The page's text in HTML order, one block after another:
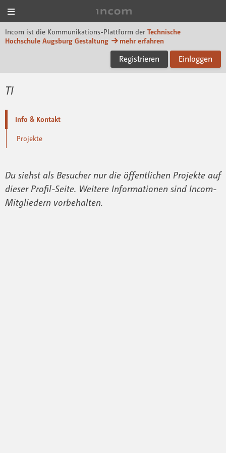
Incom ist die Kommunikations-Plattform der Technische
Hochschule Augsburg Gestaltung
mehr erfahren
Registrieren Einloggen
TI
Info & Kontakt
Projekte
Du siehst als Besucher nur die öffentlichen Projekte auf
dieser Profil-Seite. Weitere Informationen sind Incom-
Mitgliedern vorbehalten.